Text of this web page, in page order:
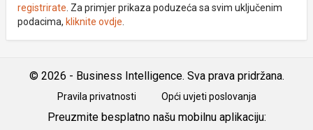
registrirate . Za primjer prikaza poduzeća sa svim uključenim
podacima, kliknite ovdje
© 2026 - Business Intelligence. Sva prava pridržana.
Pravila privatnosti Opći uvjeti poslovanja
Preuzmite besplatno našu mobilnu aplikaciju: